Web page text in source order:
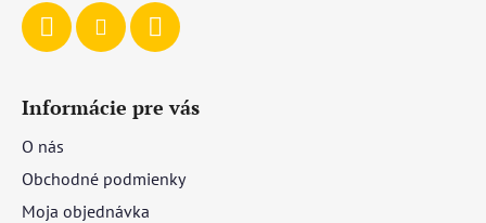
Informácie pre vás
O nás
Obchodné podmienky
Moja objednávka